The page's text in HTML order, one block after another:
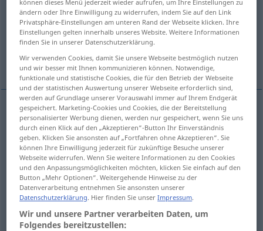
Übersicht aller Übersetzungen
(Für mehr Details die Übersetzung anklicken/antippen)
Gewebe, Stoff Faserstoff, Spinnfaser
Geweben textile
Stoffm textile
Faserstoffm textile synthetic
können dieses Menü jederzeit wieder aufrufen, um Ihre Einstellungen zu
ändern oder Ihre Einwilligung zu widerrufen, indem Sie auf den Link
Privatsphäre-Einstellungen am unteren Rand der Webseite klicken. Ihre
Einstellungen gelten innerhalb unseres Website. Weitere Informationen
finden Sie in unserer Datenschutzerklärung.
Wir verwenden Cookies, damit Sie unsere Webseite bestmöglich nutzen
und wir besser mit Ihnen kommunizieren können. Notwendige,
funktionale und statistische Cookies, die für den Betrieb der Webseite
und der statistischen Auswertung unserer Webseite erforderlich sind,
werden auf Grundlage unserer Vorauswahl immer auf Ihrem Endgerät
gespeichert. Marketing-Cookies und Cookies, die der Bereitstellung
personalisierter Werbung dienen, werden nur gespeichert, wenn Sie uns
durch einen Klick auf den „Akzeptieren“-Button Ihr Einverständnis
geben. Klicken Sie ansonsten auf „Fortfahren ohne Akzeptieren“. Sie
können Ihre Einwilligung jederzeit für zukünftige Besuche unserer
Webseite widerrufen. Wenn Sie weitere Informationen zu den Cookies
und den Anpassungsmöglichkeiten möchten, klicken Sie einfach auf den
Button „Mehr Optionen“. Weitergehende Hinweise zu der
Datenverarbeitung entnehmen Sie ansonsten unserer
Datenschutzerklärung. Hier finden Sie unserImpressum.
Wir und unsere Partner verarbeiten Daten, um
Folgendes bereitzustellen: